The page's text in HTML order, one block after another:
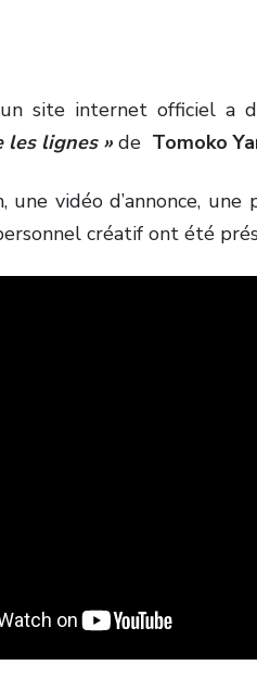
site internet officiel a
les lignes » de Tomoko
une vidéo d’annonce,
créatif ont été